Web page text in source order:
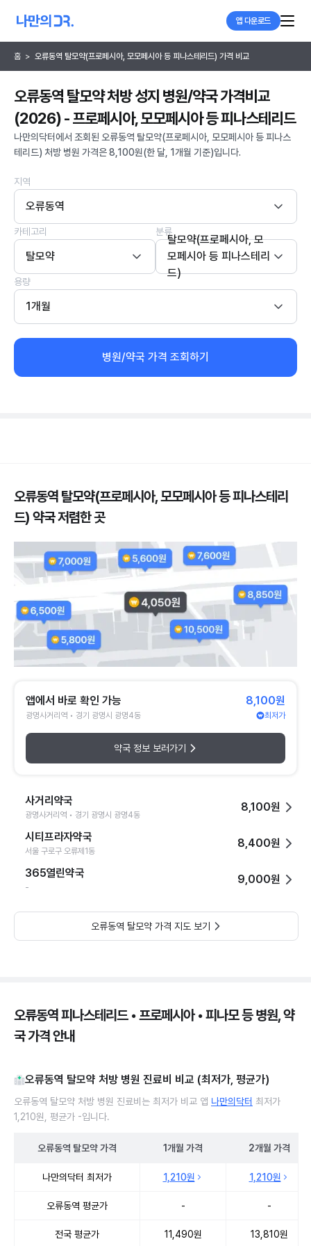
앱 다운로드
홈 > 오류동역 탈모약(프로페시아, 모모페시아 등 피나스테리드) 가격 비교
오류동역 탈모약 처방 성지 병원/약국 가격비교
(2026) - 프로페시아, 모모페시아 등 피나스테리드
나만의닥터에서 조회된 오류동역 탈모약(프로페시아, 모모페시아 등 피나스
테리드) 처방 병원 가격은 8,100원(한 달, 1개월 기준)입니다.
지역
오류동역
카테고리
탈모약
분류
탈모약(프로페시아, 모
모페시아 등 피나스테리
드)
용량
1개월
병원/약국 가격 조회하기
오류동역 탈모약(프로페시아, 모모페시아 등 피나스테리
드) 약국 저렴한 곳
앱에서 바로 확인 가능
광명사거리역 • 경기 광명시 광명4동
8,100원
최저가
약국 정보 보러가기
사거리약국
광명사거리역 • 경기 광명시 광명4동
8,100원
시티프라자약국
서울 구로구 오류제1동
8,400원
365열린약국
-
9,000원
오류동역 탈모약 가격 지도 보기
오류동역 피나스테리드 • 프로페시아 • 피나모 등 병원, 약
국 가격 안내
오류동역 탈모약 처방 병원 진료비 비교 (최저가, 평균가)
오류동역 탈모약 처방 병원 진료비는 최저가 비교 앱 나만의닥터 최저가
1,210원, 평균가 -입니다.
오류동역 탈모약가격 1개월 가격 2개월 가격
나만의닥터 최저가 1,210원 1,210원
오류동역 평균가 - -
전국 평균가 11,490원 13,810원